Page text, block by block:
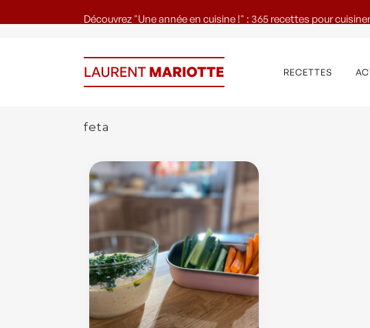
Découvrez "Une année en cuisine !" : 365 recettes pour
RECETTES
feta